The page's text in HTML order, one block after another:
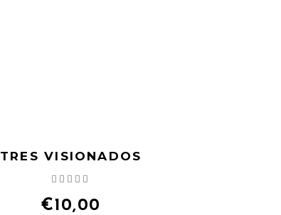
TRES VISIONADOS
5.00
de 5
€10,00